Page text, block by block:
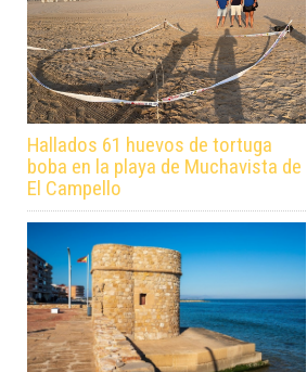
Hallados 61 huevos de tortuga
boba en la playa de Muchavista de
El Campello